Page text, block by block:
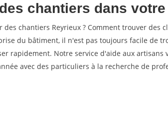
chantiers dans
des chantiers Reyrieux ? Comment trouver des
du bâtiment, il n'est pas toujours facile de
rapidement. Notre service d'aide aux artisans
avec des particuliers à la recherche de